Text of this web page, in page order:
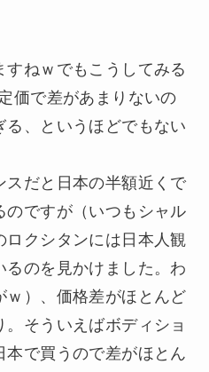
ねｗでもこうしてみる
価で差があまりないの
、というほどでもない
スだと日本の半額近くで
ですが（いつもシャル
ロクシタンには日本人観
のを見かけました。わ
ｗ）、価格差がほとんど
そういえばボディショ
本で買うので差がほとん